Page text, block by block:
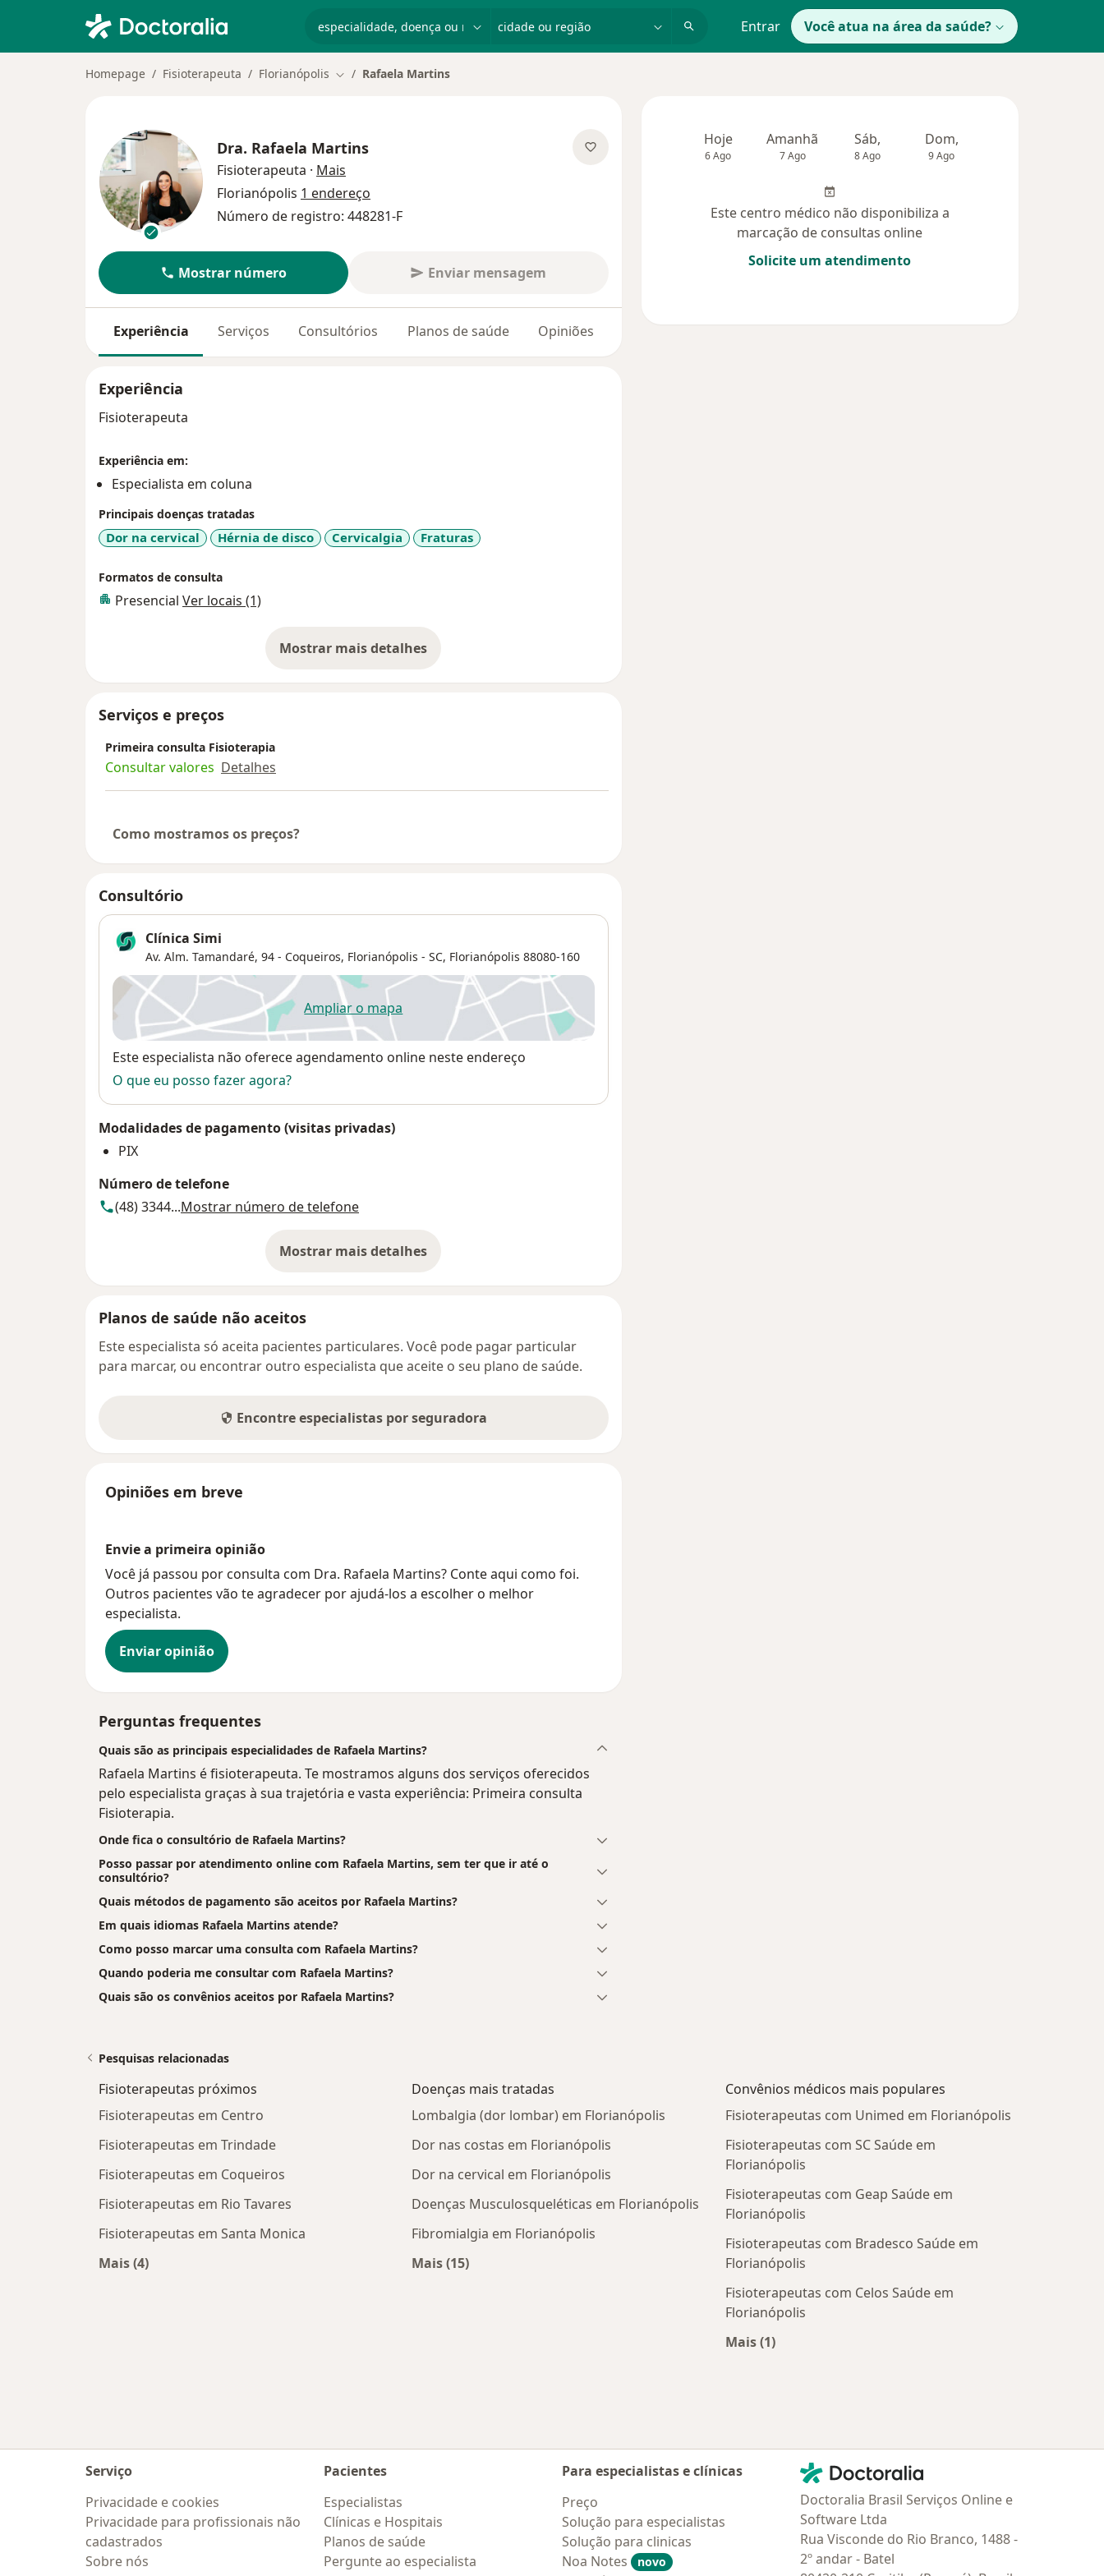
Entrar Você atua na área da saúde?
Homepage Fisioterapeuta Florianópolis Mudar de cidade
Rafaela Martins
Dra. Rafaela Martins
Fisioterapeuta · Mais
Florianópolis 1 endereço
Número de registro: 448281-F
Mostrar número Enviar mensagem
Experiência Serviços Consultórios Planos de saúde Opiniões
Experiência
Fisioterapeuta
Experiência em:
Especialista em coluna
Principais doenças tratadas
Dor na cervical Hérnia de disco Cervicalgia Fraturas
Formatos de consulta
Presencial Ver locais (1)
Mostrar mais detalhes
sobre a experiência
Serviços e preços
Primeira consulta Fisioterapia
Consultar valores Detalhes
Como mostramos os preços?
Consultório
Clínica Simi
Av. Alm. Tamandaré, 94 - Coqueiros, Florianópolis - SC, Florianópolis 88080-160
Ampliar o mapaabre num novo separador
Disponibilidade
Este especialista não oferece agendamento online neste endereço
O que eu posso fazer agora?
Modalidades de pagamento (visitas privadas)
PIX
Número de telefone
(48) 3344...Mostrar número de telefone
Mostrar mais detalhes
sobre o endereço
Planos de saúde não aceitos
Este especialista só aceita pacientes particulares. Você pode pagar particular
para marcar, ou encontrar outro especialista que aceite o seu plano de saúde.
Encontre especialistas por seguradora
Opiniões em breve
Envie a primeira opinião
Você já passou por consulta com Dra. Rafaela Martins? Conte aqui como foi.
Outros pacientes vão te agradecer por ajudá-los a escolher o melhor
especialista.
Enviar opinião
Perguntas frequentes
Quais são as principais especialidades de Rafaela Martins?
Rafaela Martins é fisioterapeuta. Te mostramos alguns dos serviços oferecidos
pelo especialista graças à sua trajetória e vasta experiência: Primeira consulta
Fisioterapia.
Onde fica o consultório de Rafaela Martins?
Posso passar por atendimento online com Rafaela Martins, sem ter que ir até o
consultório?
Quais métodos de pagamento são aceitos por Rafaela Martins?
Em quais idiomas Rafaela Martins atende?
Como posso marcar uma consulta com Rafaela Martins?
Quando poderia me consultar com Rafaela Martins?
Quais são os convênios aceitos por Rafaela Martins?
Hoje
6 Ago
Amanhã
7 Ago
Sáb,
8 Ago
Dom,
9 Ago
Este centro médico não disponibiliza a
marcação de consultas online
Solicite um atendimento
Pesquisas relacionadas
Fisioterapeutas próximos
Fisioterapeutas em Centro
Fisioterapeutas em Trindade
Fisioterapeutas em Coqueiros
Fisioterapeutas em Rio Tavares
Fisioterapeutas em Santa Monica
Mais (4)
Doenças mais tratadas
Lombalgia (dor lombar) em Florianópolis
Dor nas costas em Florianópolis
Dor na cervical em Florianópolis
Doenças Musculosqueléticas em Florianópolis
Fibromialgia em Florianópolis
Mais (15)
Convênios médicos mais populares
Fisioterapeutas com Unimed em Florianópolis
Fisioterapeutas com SC Saúde em
Florianópolis
Fisioterapeutas com Geap Saúde em
Florianópolis
Fisioterapeutas com Bradesco Saúde em
Florianópolis
Fisioterapeutas com Celos Saúde em
Florianópolis
Mais (1)
Serviço
Privacidade e cookies
Privacidade para profissionais não
cadastrados
Sobre nós
Pacientes
Especialistas
Clínicas e Hospitais
Planos de saúde
Pergunte ao especialista
Para especialistas e clínicas
Preço
Solução para especialistas
Solução para clinicas
Noa Notes
novo
Contato
Doctoralia - Homepage
Doctoralia Brasil Serviços Online e
Software Ltda
Rua Visconde do Rio Branco, 1488 -
2º andar - Batel